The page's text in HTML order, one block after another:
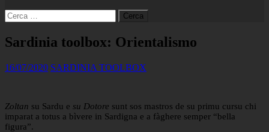
Ricerca
per:
Sardinia toolbox: Orientalismo
16/07/2020 SARDINIA TOOLBOX
Zoltan su Sardu e su Dotore sunt sos mastros de su primu cursu chi
imparat a totus a bìvere in Sardigna e a fàghere semper “bella
figura”.